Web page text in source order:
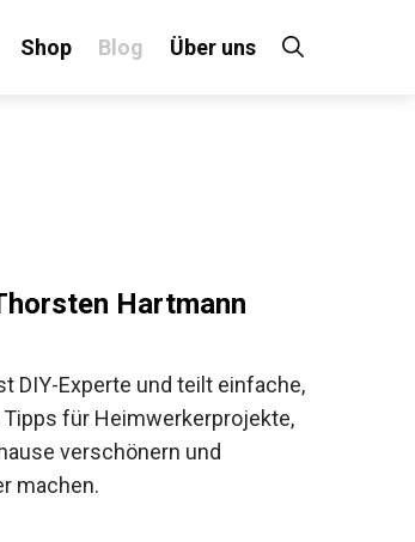
Shop Blog Über uns
Hartmann
DIY-Experte und teilt einfache,
für Heimwerkerprojekte,
verschönern und
machen.